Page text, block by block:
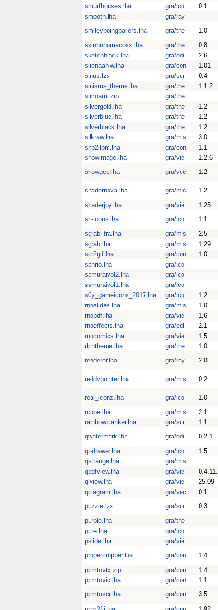
smurfhouses.lha
gra/ico
0.1
smooth.lha
gra/ray
smileyboingballers.lha
gra/the
1.0
skinhunomacosx.lha
gra/the
0.8
sketchblock.lha
gra/edi
2.6
sirenaahiw.lha
gra/con
1.01
sinus.lzx
gra/scr
0.4
sinisrus_theme.lha
gra/the
1.1.2
simoami.zip
gra/the
silvergold.lha
gra/the
1.2
silverblue.lha
gra/the
1.2
silverblack.lha
gra/the
1.2
silkraw.lha
gra/mis
3.0
shp2ilbm.lha
gra/con
1.1
showimage.lha
gra/vie
1.2.6
showgeo.lha
gra/vec 1.2
shadernova.lha gra/mis
1.2
shaderjoy.lha
gra/vie
1.25
sh-icons.lha
gra/ico
1.1
sgrab_fra.lha
gra/mis
2.5
sgrab.lha
gra/mis
1.29
scr2gif.lha
gra/con
1.0
sanrio.lha
gra/ico
samuraivol2.lha
gra/ico
samuraivol1.lha
gra/ico
s0y_gameicons_2017.lha
gra/ico
1.2
rnoslides.lha
gra/mis
1.0
rnopdf.lha
gra/vie
1.6
rnoeffects.lha
gra/edi
2.1
rnocomics.lha
gra/vie
1.5
rlphtheme.lha
gra/the
1.0
renderer.lha
gra/ray 2.0l
reddypointer.lha gra/mis 0.2
real_iconz.lha gra/ico
1.0
rcube.lha
gra/mis
2.1
rainbowblanker.lha
gra/scr
1.1
qwatermark.lha
gra/edi
0.2.1
qt-drawer.lha
gra/ico
1.5
qstrange.lha
gra/mis
qpdfview.lha
gra/vie
qlview.lha
gra/vie
25.09
qdiagram.lha
gra/vec
0.1
puzzle.lzx
gra/scr
0.3
purple.lha
gra/the
pure.lha
gra/ico
pslide.lha
gra/vie
propercropper.lha
gra/con
1.4
ppmtovtx.zip
gra/con
1.4
ppmtovic.lha
gra/con
1.1
ppmtoscr.lha
gra/con
3.5